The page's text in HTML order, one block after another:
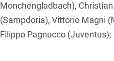
Monchengladbach),
(Sampdoria), Vittorio Magni
Filippo Pagnucco (Juventus);